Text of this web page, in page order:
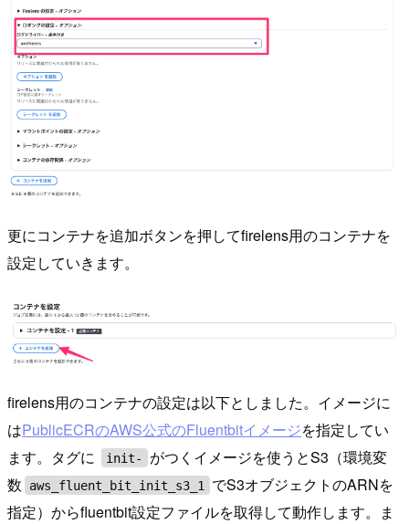
更にコンテナを追加ボタンを押してfirelens用のコンテナを
設定していきます。
firelens用のコンテナの設定は以下としました。イメージに
はPublicECRのAWS公式のFluentbitイメージを指定してい
ます。タグに
init-
がつくイメージを使うとS3（環境変
数
aws_fluent_bit_init_s3_1
でS3オブジェクトのARNを
指定）からfluentbit設定ファイルを取得して動作します。ま